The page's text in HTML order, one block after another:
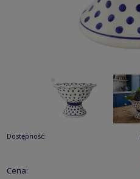
Dostępność:
Cena: